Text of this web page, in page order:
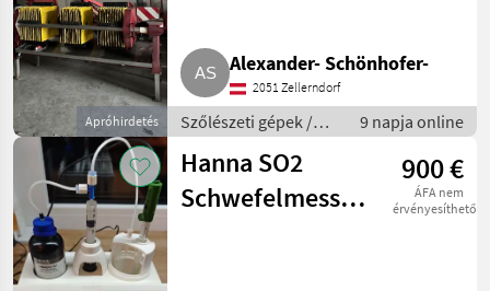
Apróhirdetés
Alexander- Schönhofer-
2051 Zellerndorf
Szőlészeti gépek /
Pincészeti gépek
9 napja online
Hanna SO2
Schwefelmessgerät
900 €
ÁFA nem
érvényesíthető